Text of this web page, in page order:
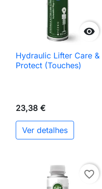

Hydraulic Lifter Care &
Protect (Touches)
23,38 €
Ver detalhes
favorite_border